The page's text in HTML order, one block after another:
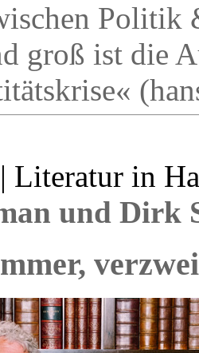
Politik
groß ist die
Literatur in
und Dirk